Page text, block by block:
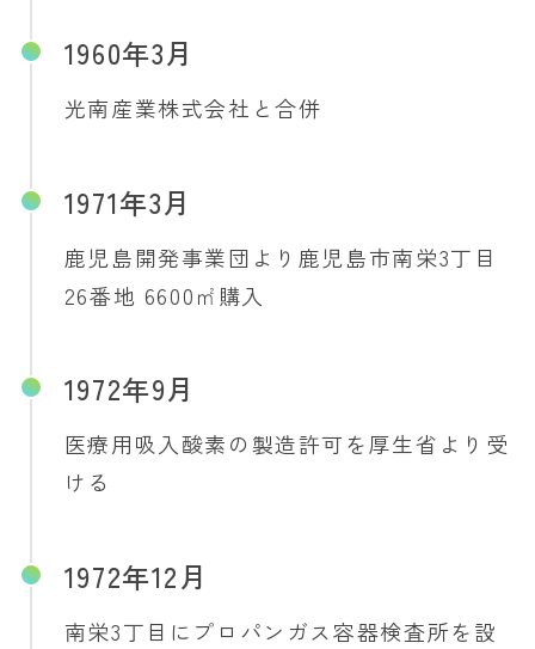
1960年3月
光南産業株式会社と合併
1971年3月
鹿児島開発事業団より鹿児島市南栄3丁目
26番地 6600㎡購入
1972年9月
医療用吸入酸素の製造許可を厚生省より受
ける
1972年12月
南栄3丁目にプロパンガス容器検査所を設